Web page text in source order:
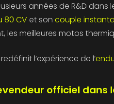
années de R&D
80 CV et son couple
les meilleures motos
l’expérience de l’
officiel dans